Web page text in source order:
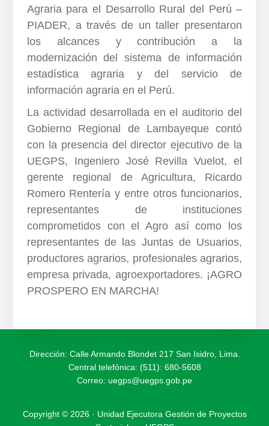
Agraria para el Desarrollo Rural del Perú –
PIADER, a través de un taller presentaron
los alcances y contribución a la
modernización del sistema de información
estadística agraria y del servicio de
información agraria en el Perú.
La actividad desarrollada en el auditorio del
Gobierno Regional de Lambayeque contó
con la presencia del director ejecutivo de la
UEGPS, Ingeniero José Revilla Vuelot, el
gerente regional de Agricultura, Ricardo
Romero Rentería y entre otros funcionarios,
representantes de instituciones
comprometidos con el Agro así como los
representantes de las Juntas de Usuarios,
productores agrarios, profesionales agrarios,
empresa privada, agroexportadores. ¡AGRO
PROSPERO EN MARCHA!
Dirección: Calle Armando Blondet 217 San Isidro, Lima.
Central telefónica: (511): 680-5608
Correo: uegps@uegps.gob.pe
Copyright © 2026 · Unidad Ejecutora Gestión de Proyectos